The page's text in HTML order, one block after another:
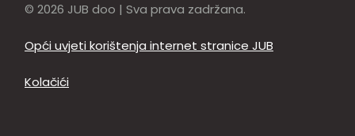
© 2026 JUB doo | Sva prava zadržana.
Opći uvjeti korištenja internet stranice JUB
Kolačići